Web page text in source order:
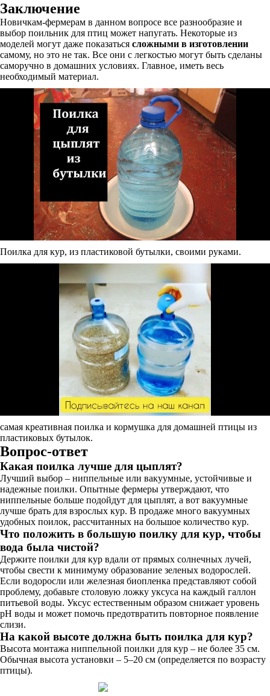
Заключение
Новичкам-фермерам в данном вопросе все разнообразие и
выбор поильник для птиц может напугать. Некоторые из
моделей могут даже показаться сложными в изготовлении
самому, но это не так. Все они с легкостью могут быть сделаны
саморучно в домашних условиях. Главное, иметь весь
необходимый материал.
Поилка для кур, из пластиковой бутылки, своими руками.
самая креативная поилка и кормушка для домашней птицы из
пластиковых бутылок.
Вопрос-ответ
Какая поилка лучше для цыплят?
Лучший выбор – ниппельные или вакуумные, устойчивые и
надежные поилки. Опытные фермеры утверждают, что
ниппельные больше подойдут для цыплят, а вот вакуумные
лучше брать для взрослых кур. В продаже много вакуумных
удобных поилок, рассчитанных на большое количество кур.
Что положить в большую поилку для кур, чтобы
вода была чистой?
Держите поилки для кур вдали от прямых солнечных лучей,
чтобы свести к минимуму образование зеленых водорослей.
Если водоросли или железная биопленка представляют собой
проблему, добавьте столовую ложку уксуса на каждый галлон
питьевой воды. Уксус естественным образом снижает уровень
pH воды и может помочь предотвратить повторное появление
слизи.
На какой высоте должна быть поилка для кур?
Высота монтажа ниппельной поилки для кур – не более 35 см.
Обычная высота установки – 5–20 см (определяется по возрасту
птицы).